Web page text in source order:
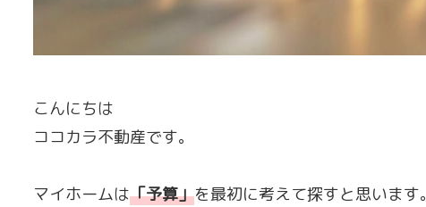
こんにちは
ココカラ不動産です。
マイホームは「予算」を最初に考えて探すと思います。